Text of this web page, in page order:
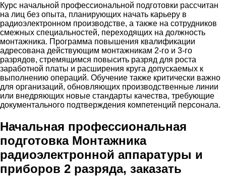
Курс начальной профессиональной подготовки рассчитан
на лиц без опыта, планирующих начать карьеру в
радиоэлектронном производстве, а также на сотрудников
смежных специальностей, переходящих на должность
монтажника. Программа повышения квалификации
адресована действующим монтажникам 2-го и 3-го
разрядов, стремящимся повысить разряд для роста
заработной платы и расширения круга допускаемых к
выполнению операций. Обучение также критически важно
для организаций, обновляющих производственные линии
или внедряющих новые стандарты качества, требующие
документального подтверждения компетенций персонала.
Начальная профессиональная
подготовка Монтажника
радиоэлектронной аппаратуры и
приборов 2 разряда, заказать